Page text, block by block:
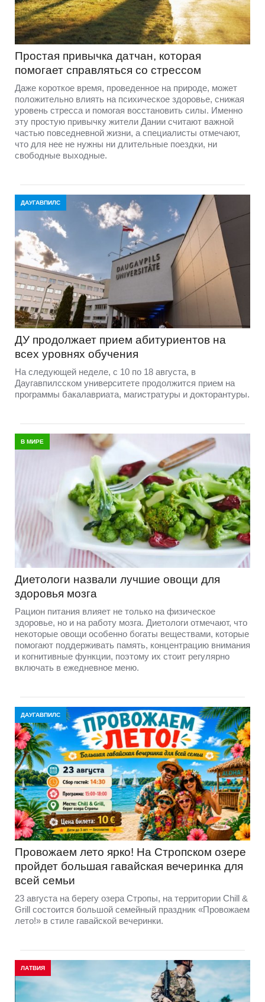
Простая привычка датчан, которая
помогает справляться со стрессом
Даже короткое время, проведенное на природе, может
положительно влиять на психическое здоровье, снижая
уровень стресса и помогая восстановить силы. Именно
эту простую привычку жители Дании считают важной
частью повседневной жизни, а специалисты отмечают,
что для нее не нужны ни длительные поездки, ни
свободные выходные.
ДАУГАВПИЛС
ДУ продолжает прием абитуриентов на
всех уровнях обучения
На следующей неделе, с 10 по 18 августа, в
Даугавпилсском университете продолжится прием на
программы бакалавриата, магистратуры и докторантуры.
В МИРЕ
Диетологи назвали лучшие овощи для
здоровья мозга
Рацион питания влияет не только на физическое
здоровье, но и на работу мозга. Диетологи отмечают, что
некоторые овощи особенно богаты веществами, которые
помогают поддерживать память, концентрацию внимания
и когнитивные функции, поэтому их стоит регулярно
включать в ежедневное меню.
ДАУГАВПИЛС
Провожаем лето ярко! На Стропском озере
пройдет большая гавайская вечеринка для
всей семьи
23 августа на берегу озера Стропы, на территории Chill &
Grill состоится большой семейный праздник «Провожаем
лето!» в стиле гавайской вечеринки.
ЛАТВИЯ